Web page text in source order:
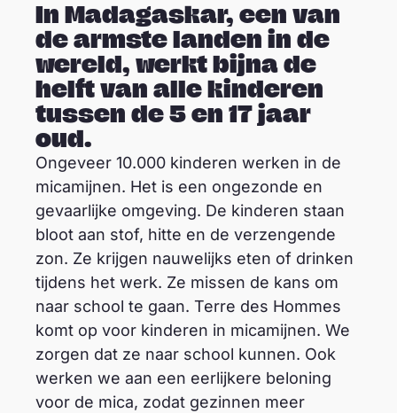
In Madagaskar, een van
de armste landen in de
wereld, werkt bijna de
helft van alle kinderen
tussen de 5 en 17 jaar
oud.
Ongeveer 10.000 kinderen werken in de
micamijnen. Het is een ongezonde en
gevaarlijke omgeving. De kinderen staan
bloot aan stof, hitte en de verzengende
zon. Ze krijgen nauwelijks eten of drinken
tijdens het werk. Ze missen de kans om
naar school te gaan. Terre des Hommes
komt op voor kinderen in micamijnen. We
zorgen dat ze naar school kunnen. Ook
werken we aan een eerlijkere beloning
voor de mica, zodat gezinnen meer